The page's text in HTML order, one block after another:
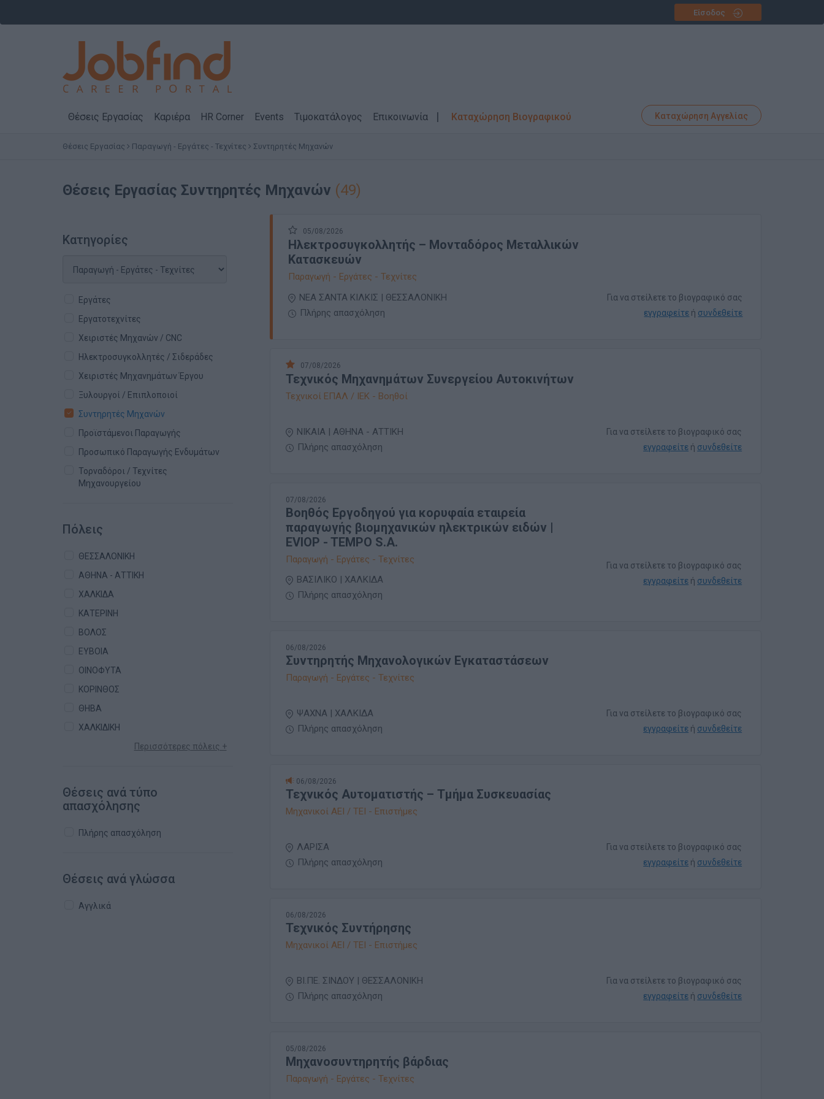
Είσοδος
Θέσεις Εργασίας Καριέρα HR Corner Events Τιμοκατάλογος Επικοινωνία Καταχώρηση Βιογραφικού Καταχώρηση Αγγελίας
Θέσεις Εργασίας Παραγωγή - Εργάτες - Τεχνίτες Συντηρητές Μηχανών
Θέσεις Εργασίας Συντηρητές Μηχανών (49)
Κατηγορίες
Εργάτες
Εργατοτεχνίτες
Χειριστές Μηχανών / CNC
Ηλεκτροσυγκολλητές / Σιδεράδες
Χειριστές Μηχανημάτων Έργου
Ξυλουργοί / Επιπλοποιοί
Συντηρητές Μηχανών
Προϊστάμενοι Παραγωγής
Προσωπικό Παραγωγής Ενδυμάτων
Τορναδόροι / Τεχνίτες
Μηχανουργείου
Πόλεις
ΘΕΣΣΑΛΟΝΙΚΗ
ΑΘΗΝΑ - ΑΤΤΙΚΗ
ΧΑΛΚΙΔΑ
ΚΑΤΕΡΙΝΗ
ΒΟΛΟΣ
ΕΥΒΟΙΑ
ΟΙΝΟΦΥΤΑ
ΚΟΡΙΝΘΟΣ
ΘΗΒΑ
ΧΑΛΚΙΔΙΚΗ
Περισσότερες πόλεις +
Θέσεις ανά τύπο
απασχόλησης
Πλήρης απασχόληση
Θέσεις ανά γλώσσα
Αγγλικά
05/08/2026
Ηλεκτροσυγκολλητής – Μονταδόρος Μεταλλικών
Κατασκευών
Παραγωγή - Εργάτες - Τεχνίτες
ΝΕΑ ΣΑΝΤΑ ΚΙΛΚΙΣ | ΘΕΣΣΑΛΟΝΙΚΗ
Πλήρης απασχόληση
Για να στείλετε το βιογραφικό σας
εγγραφείτε ή συνδεθείτε
07/08/2026
Τεχνικός Μηχανημάτων Συνεργείου Αυτοκινήτων
Τεχνικοί ΕΠΑΛ / ΙΕΚ - Βοηθοί
ΝΙΚΑΙΑ | ΑΘΗΝΑ - ΑΤΤΙΚΗ
Πλήρης απασχόληση
Για να στείλετε το βιογραφικό σας
εγγραφείτε ή συνδεθείτε
07/08/2026
Βοηθός Εργοδηγού για κορυφαία εταιρεία
παραγωγής βιομηχανικών ηλεκτρικών ειδών |
EVIOP - TEMPO S.A.
Παραγωγή - Εργάτες - Τεχνίτες
ΒΑΣΙΛΙΚΟ | ΧΑΛΚΙΔΑ
Πλήρης απασχόληση
Για να στείλετε το βιογραφικό σας
εγγραφείτε ή συνδεθείτε
06/08/2026
Συντηρητής Μηχανολογικών Εγκαταστάσεων
Παραγωγή - Εργάτες - Τεχνίτες
ΨΑΧΝΑ | ΧΑΛΚΙΔΑ
Πλήρης απασχόληση
Για να στείλετε το βιογραφικό σας
εγγραφείτε ή συνδεθείτε
06/08/2026
Τεχνικός Αυτοματιστής – Τμήμα Συσκευασίας
Μηχανικοί ΑΕΙ / ΤΕΙ - Επιστήμες
ΛΑΡΙΣΑ
Πλήρης απασχόληση
Για να στείλετε το βιογραφικό σας
εγγραφείτε ή συνδεθείτε
06/08/2026
Τεχνικός Συντήρησης
Μηχανικοί ΑΕΙ / ΤΕΙ - Επιστήμες
ΒΙ.ΠΕ. ΣΙΝΔΟΥ | ΘΕΣΣΑΛΟΝΙΚΗ
Πλήρης απασχόληση
Για να στείλετε το βιογραφικό σας
εγγραφείτε ή συνδεθείτε
05/08/2026
Μηχανοσυντηρητής βάρδιας
Παραγωγή - Εργάτες - Τεχνίτες